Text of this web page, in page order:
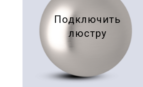
Подключить
люстру